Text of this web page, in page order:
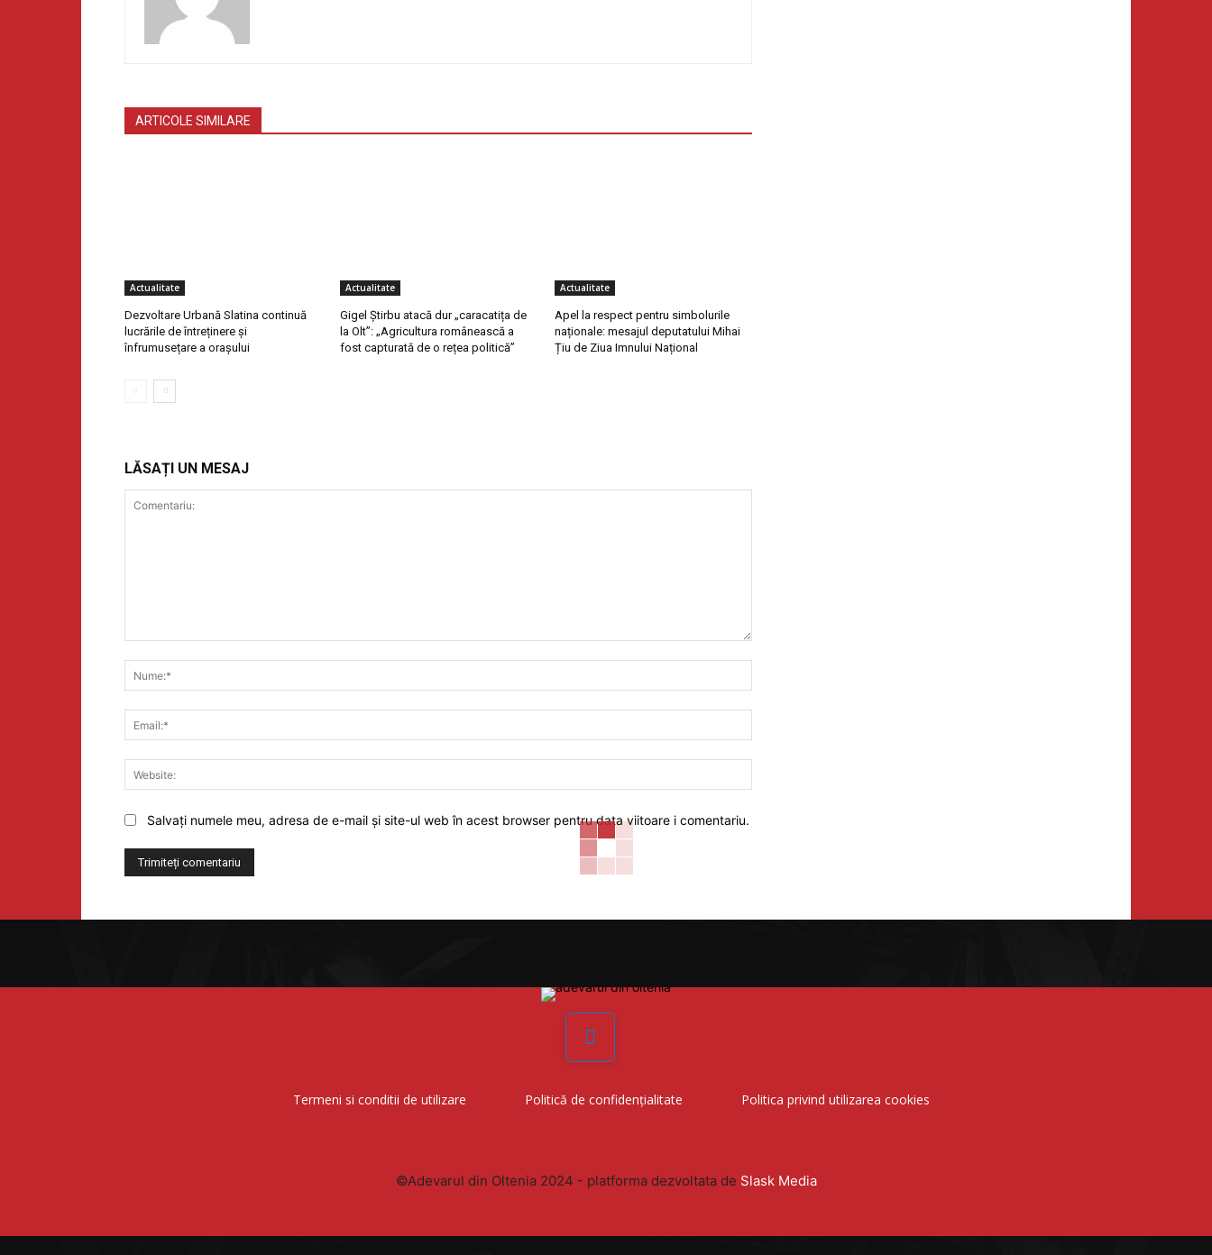
ARTICOLE SIMILARE
Actualitate
Dezvoltare Urbană Slatina continuă
lucrările de întreținere și
înfrumusețare a orașului
Actualitate
Gigel Știrbu atacă dur „caracatița de
la Olt”: „Agricultura românească a
fost capturată de o rețea politică”
Actualitate
Apel la respect pentru simbolurile
naționale: mesajul deputatului Mihai
Țiu de Ziua Imnului Național
LĂSAȚI UN MESAJ
Salvați numele meu, adresa de e-mail și site-ul web în acest browser pentru data viitoare i comentariu.
Termeni si conditii de utilizare Politică de confidențialitate Politica privind utilizarea cookies
©Adevarul din Oltenia 2024 - platforma dezvoltata de Slask Media